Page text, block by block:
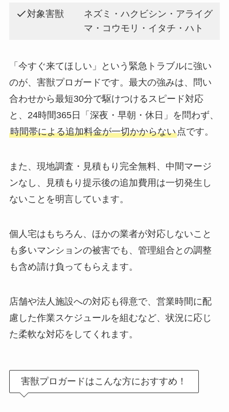
対象害獣
ネズミ・ハクビシン・アライグ
マ・コウモリ・イタチ・ハト
「今すぐ来てほしい」という緊急トラブルに強い
のが、害獣プロガードです。最大の強みは、問い
合わせから最短30分で駆けつけるスピード対応
と、24時間365日「深夜・早朝・休日」を問わず、
時間帯による追加料金が一切かからない点です。
また、現地調査・見積もり完全無料、中間マージ
ンなし、見積もり提示後の追加費用は一切発生し
ないことを明言しています。
個人宅はもちろん、ほかの業者が対応しないこと
も多いマンションの被害でも、管理組合との調整
も含め請け負ってもらえます。
店舗や法人施設への対応も得意で、営業時間に配
慮した作業スケジュールを組むなど、状況に応じ
た柔軟な対応をしてくれます。
害獣プロガードはこんな方におすすめ！